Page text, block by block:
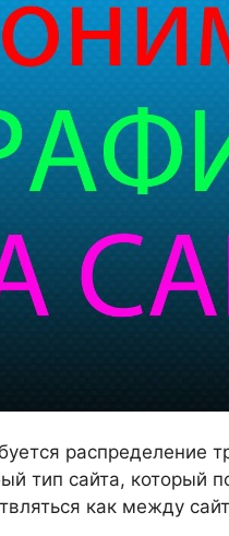
распределение
тип сайта, который
как между